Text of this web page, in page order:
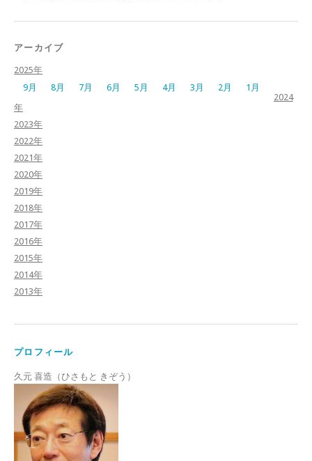
アーカイブ
2025年
9月
8月 7月 6月 5月 4月 3月 2月
1月
2024
年
2023年
2022年
2021年
2020年
2019年
2018年
2017年
2016年
2015年
2014年
2013年
プロフィール
久元 喜造（ひさもと きぞう）